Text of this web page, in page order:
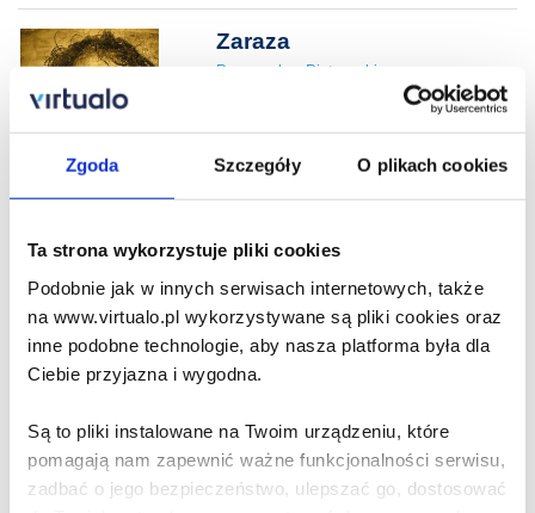
Zgoda Szczegóły O plikach cookies
Ta strona wykorzystuje pliki cookies
Podobnie jak w innych serwisach internetowych, także
na www.virtualo.pl wykorzystywane są pliki cookies oraz
inne podobne technologie, aby nasza platforma była dla
Ciebie przyjazna i wygodna.
Są to pliki instalowane na Twoim urządzeniu, które
pomagają nam zapewnić ważne funkcjonalności serwisu,
zadbać o jego bezpieczeństwo, ulepszać go, dostosować
Zaraza
Przemysław Piotrowski
Cena virtualo:21.99 zł
34.99 zł
Piętno
Przemysław Piotrowski
34.99 zł
Do koszyka Na prezent